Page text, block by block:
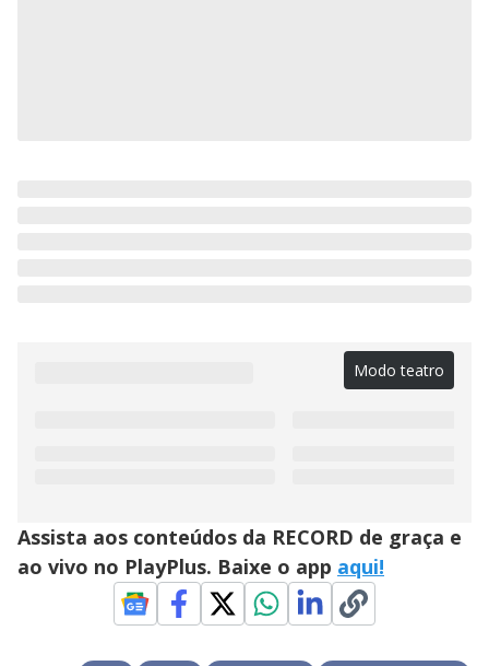
Modo teatro
Assista aos conteúdos da RECORD de graça e
ao vivo no PlayPlus. Baixe o app aqui!